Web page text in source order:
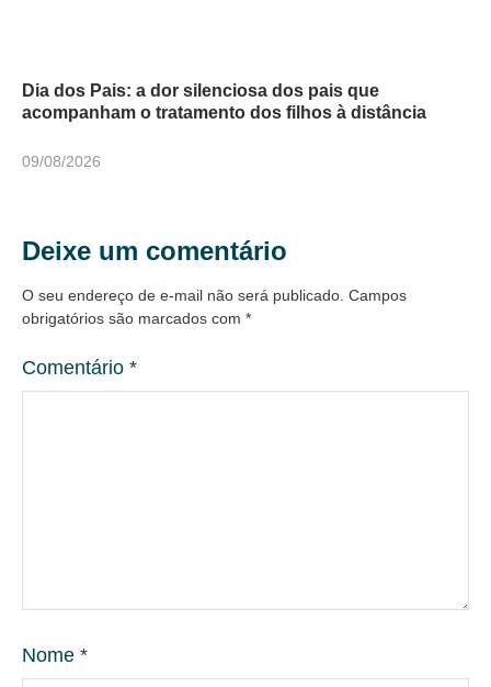
Dia dos Pais: a dor silenciosa dos pais que
acompanham o tratamento dos filhos à distância
09/08/2026
Deixe um comentário
O seu endereço de e-mail não será publicado. Campos
obrigatórios são marcados com *
Comentário *
Nome *